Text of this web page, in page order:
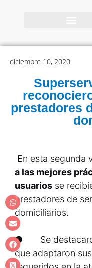
diciembre 10, 2020
prestadores
En esta segunda
a las mejores
usuarios se
prestadores de
domiciliarios.
● Se
que adaptaron